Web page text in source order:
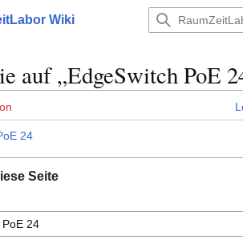
Wiki
auf „EdgeSwitch PoE
24
Seite